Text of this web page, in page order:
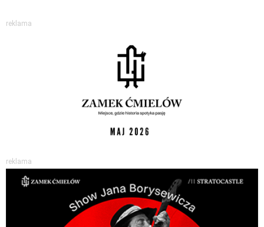
reklama
reklama